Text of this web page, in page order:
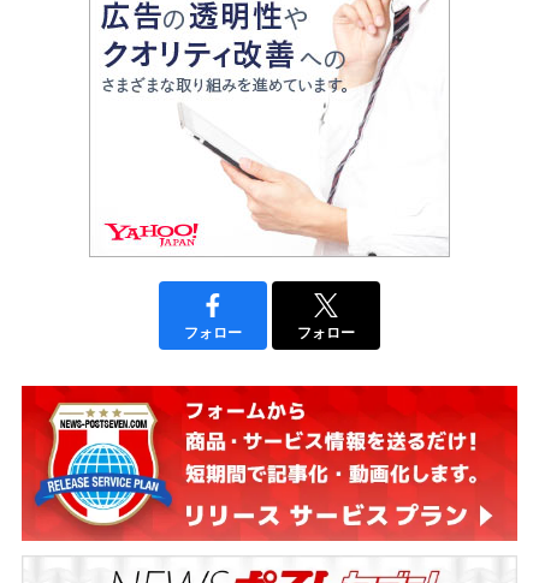
フォロー フォロー